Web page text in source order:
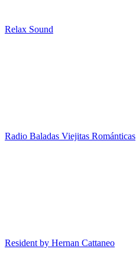
Relax Sound
Radio Baladas Viejitas Románticas
Resident by Hernan Cattaneo